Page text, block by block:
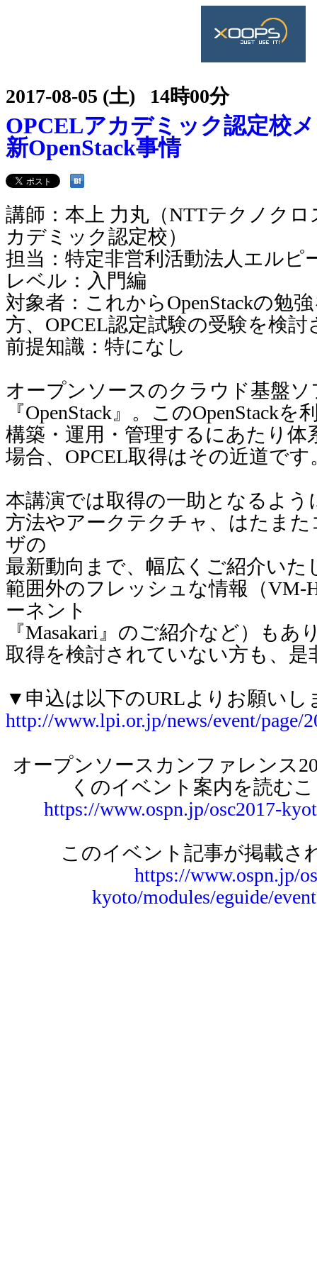
2017-08-05 (土) 14時00分
OPCELアカデミック認定校
新OpenStack事情
講師：本上 力丸（NTTテクノクロ
カデミック認定校）
担当：特定非営利活動法人エルピ
レベル：入門編
対象者：これからOpenStackの勉
方、OPCEL認定試験の受験を検
前提知識：特になし
オープンソースのクラウド基盤
『OpenStack』。このOpenStack
構築・運用・管理するにあたり体
場合、OPCEL取得はその近道です
本講演では取得の一助となるよう
方法やアークテクチャ、はたま
ザの
最新動向まで、幅広くご紹介いた
範囲外のフレッシュな情報（VM-
ーネント
『Masakari』のご紹介など）もあ
取得を検討されていない方も、
▼申込は以下のURLよりお願いし
http://www.lpi.or.jp/news/event/page/
オープンソースカンファレンス
くのイベント案内を読む
https://www.ospn.jp/osc2017-
このイベント記事が掲載さ
https://www.ospn.jp/
kyoto/modules/eguide/